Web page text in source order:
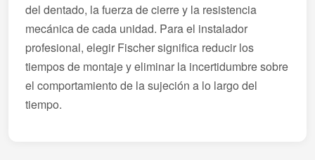
del dentado, la fuerza de cierre y la resistencia
mecánica de cada unidad. Para el instalador
profesional, elegir Fischer significa reducir los
tiempos de montaje y eliminar la incertidumbre sobre
el comportamiento de la sujeción a lo largo del
tiempo.